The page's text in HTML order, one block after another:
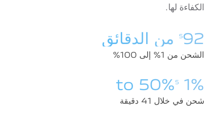
الكفاءة لها.
592 من الدقائق
الشحن من 1% إلى 100%
1% to 50%
5
شحن في خلال 41 دقيقة